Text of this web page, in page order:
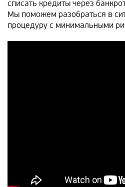
списать кредиты через
Мы поможем разобраться в
процедуру с минимальными